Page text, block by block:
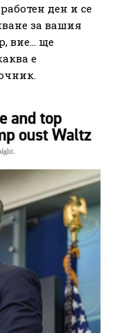
ден и се
за вашия
вие… ще
е